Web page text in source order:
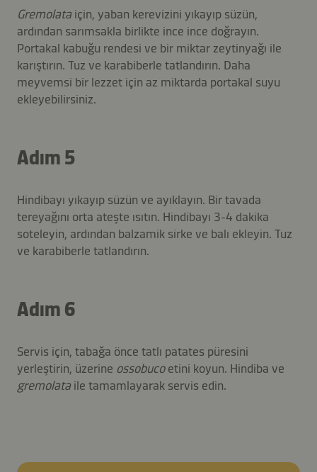
Gremolata için, yaban kerevizini yıkayıp süzün,
ardından sarımsakla birlikte ince ince doğrayın.
Portakal kabuğu rendesi ve bir miktar zeytinyağı ile
karıştırın. Tuz ve karabiberle tatlandırın. Daha
meyvemsi bir lezzet için az miktarda portakal suyu
ekleyebilirsiniz.
Adım 5
Hindibayı yıkayıp süzün ve ayıklayın. Bir tavada
tereyağını orta ateşte ısıtın. Hindibayı 3-4 dakika
soteleyin, ardından balzamik sirke ve balı ekleyin. Tuz
ve karabiberle tatlandırın.
Adım 6
Servis için, tabağa önce tatlı patates püresini
yerleştirin, üzerine ossobucoetini koyun. Hindiba ve
gremolata ile tamamlayarak servis edin.